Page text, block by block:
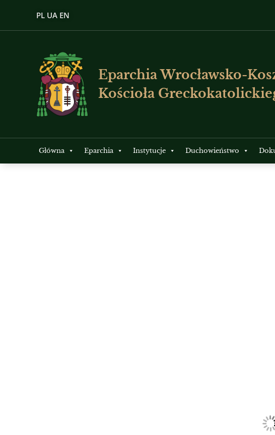
PL UA EN
Eparchia Wrocławsko-
Kościoła
Główna Eparchia Instytucje Duchowieństwo